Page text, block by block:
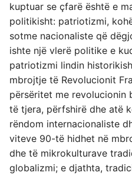
kuptuar se çfarë është e
politikisht: patriotizmi,
sotme nacionaliste që
ishte një vlerë politike e
patriotizmi lindin
mbrojtje të Revolucionit
përsëritet me revolucionin
të tjera, përfshirë dhe atë
rëndom internacionaliste
viteve 90-të hidhet në
dhe të mikrokulturave
globalizmi; e djathta,